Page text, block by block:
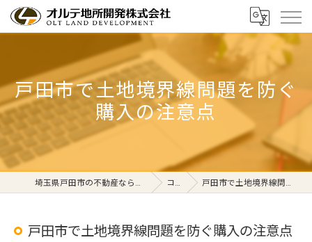
戸田市で土地境界線問題を防ぐ
購入の注意点
埼玉県戸田市の不動産ならオルテ地所開発株式会社 コラム 戸田市で土地境界線問題を防ぐ購入の注意点
戸田市で土地境界線問題を防ぐ購入の注意点